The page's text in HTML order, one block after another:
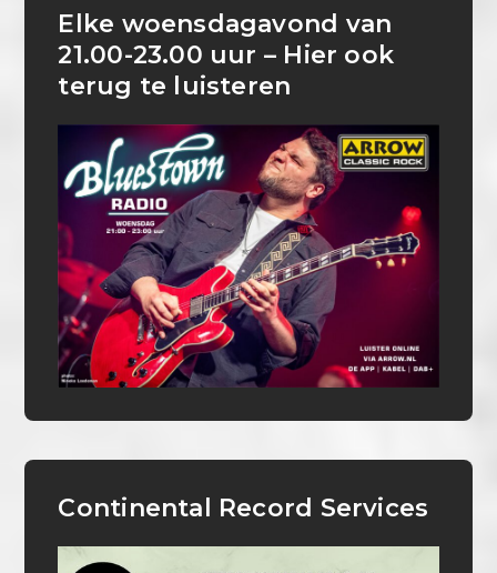
Elke woensdagavond van
21.00-23.00 uur – Hier ook
terug te luisteren
Continental Record Services